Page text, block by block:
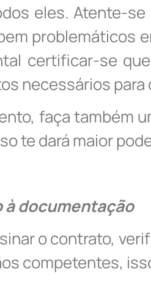
eles. Atente-
problemáticos
certificar-se
necessários
faça também
te dará maior
à documentação
o contrato,
competentes,